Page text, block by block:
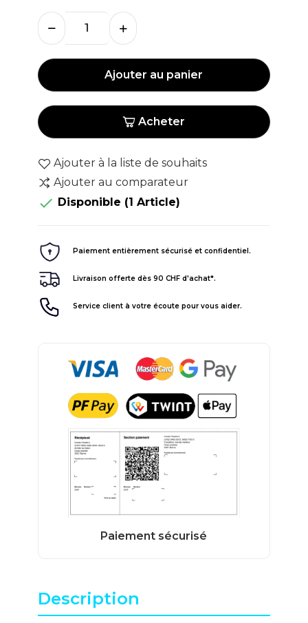
Ajouter au panier
Acheter
Ajouter à la liste de souhaits
Ajouter au comparateur
 Disponible (1 Article)
Paiement entièrement sécurisé et confidentiel.
Livraison offerte dès 90 CHF d'achat*.
Service client à votre écoute pour vous aider.
Description